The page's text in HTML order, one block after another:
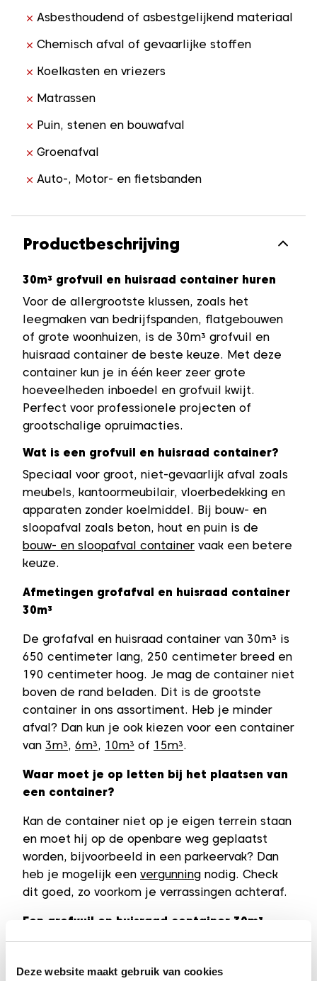
Deze website maakt gebruik van cookies
Asbesthoudend of asbestgelijkend materiaal
Chemisch afval of gevaarlijke stoffen
Koelkasten en vriezers
Matrassen
Puin, stenen en bouwafval
Groenafval
Auto-, Motor- en fietsbanden
Productbeschrijving
30m³ grofvuil en huisraad container huren
Voor de allergrootste klussen, zoals het
leegmaken van bedrijfspanden, flatgebouwen
of grote woonhuizen, is de 30m³ grofvuil en
huisraad container de beste keuze. Met deze
container kun je in één keer zeer grote
hoeveelheden inboedel en grofvuil kwijt.
Perfect voor professionele projecten of
grootschalige opruimacties.
Wat is een grofvuil en huisraad container?
Speciaal voor groot, niet-gevaarlijk afval zoals
meubels, kantoormeubilair, vloerbedekking en
apparaten zonder koelmiddel. Bij bouw- en
sloopafval zoals beton, hout en puin is de
bouw- en sloopafval container vaak een betere
keuze.
Afmetingen grofafval en huisraad container
30m³
De grofafval en huisraad container van 30m³ is
650 centimeter lang, 250 centimeter breed en
190 centimeter hoog. Je mag de container niet
boven de rand beladen. Dit is de grootste
container in ons assortiment. Heb je minder
afval? Dan kun je ook kiezen voor een container
van 3m³, 6m³, 10m³ of 15m³.
Waar moet je op letten bij het plaatsen van
een container?
Kan de container niet op je eigen terrein staan
en moet hij op de openbare weg geplaatst
worden, bijvoorbeeld in een parkeervak? Dan
heb je mogelijk een vergunning nodig. Check
dit goed, zo voorkom je verrassingen achteraf.
Een grofvuil en huisraad container 30m³
huren, snel geregeld
Plaats je je bestelling op een werkdag vóór